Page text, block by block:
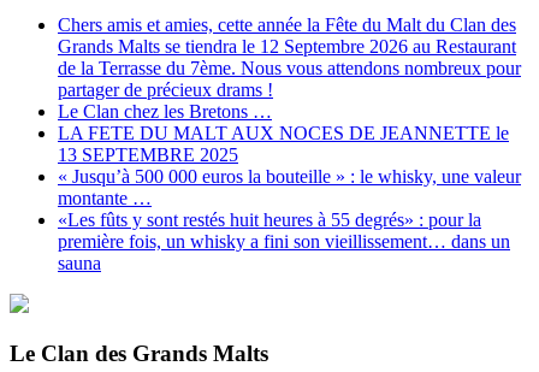
Chers amis et amies, cette année la Fête du Malt du Clan des
Grands Malts se tiendra le 12 Septembre 2026 au Restaurant
de la Terrasse du 7ème. Nous vous attendons nombreux pour
partager de précieux drams !
Le Clan chez les Bretons …
LA FETE DU MALT AUX NOCES DE JEANNETTE le
13 SEPTEMBRE 2025
« Jusqu’à 500 000 euros la bouteille » : le whisky, une valeur
montante …
«Les fûts y sont restés huit heures à 55 degrés» : pour la
première fois, un whisky a fini son vieillissement… dans un
sauna
Le Clan des Grands Malts